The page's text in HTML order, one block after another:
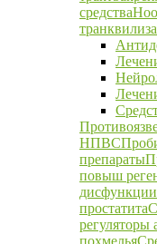
средства
НПВС
препараты
повыш
дисфункции
простатита
регуляторы